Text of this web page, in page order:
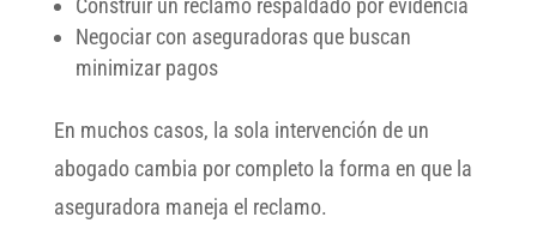
Construir un reclamo respaldado por evidencia
Negociar con aseguradoras que buscan
minimizar pagos
En muchos casos, la sola intervención de un
abogado cambia por completo la forma en que la
aseguradora maneja el reclamo.